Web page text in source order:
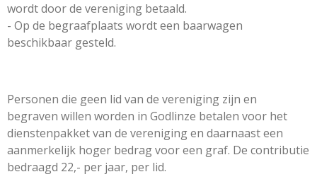
wordt door de vereniging betaald.
- Op de begraafplaats wordt een baarwagen
beschikbaar gesteld.
Personen die geen lid van de vereniging zijn en
begraven willen worden in Godlinze betalen voor het
dienstenpakket van de vereniging en daarnaast een
aanmerkelijk hoger bedrag voor een graf. De contributie
bedraagd 22,- per jaar, per lid.